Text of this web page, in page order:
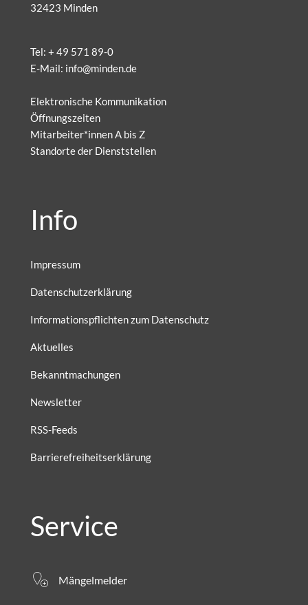
32423 Minden
Tel: + 49 571 89-0
E-Mail: info@minden.de
Elektronische Kommunikation
Öffnungszeiten
Mitarbeiter*innen A bis Z
Standorte der Dienststellen
Info
Impressum
Datenschutzerklärung
Informationspflichten zum Datenschutz
Aktuelles
Bekanntmachungen
Newsletter
RSS-Feeds
Barrierefreiheitserklärung
Service
Mängelmelder